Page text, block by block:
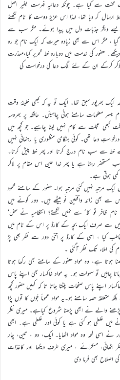
سے کیا ہے۔ چونکہ دعائیہ فہرست بغیر اصل
ارسال کر دیا تھا، لہذا اس عزیز دوست کا نام لکھنے
دیگر جذبات دل میں پیدا ہوئے۔ مگر سب سے
، مگر اس سے بھی زیادہ حیرت کہ ایک نام جو رہ
حضور کی خدمت میں دوبارہ خط تحریر کیا،معذرت
کرکے ان کے لئے الگ دعا کی درخواست کی
ایک بھرپور سبق تھا۔ ایک تو یہ کہ کبھی خلیفۂ وقت
معلومات سامنے ہونی چاہیئں۔ حافظہ پر بھروسہ
کبھی عجلت سے کام نہیں لینا چاہیے۔ جو کچھ میں
دعا تھی۔ کوئی ہنگامی منظوری یا رہنمائی نہیں
خط سے سب نام درج کرتا اور پھر خط پیش کرتا۔
سب مستحضر رہتا ہے یا پھر خدا عین اس مقام پر لاکر
کمی ہوتی ہے۔
مرتبہ نہیں کئی مرتبہ ہوا۔ حضور کے سامنے محمود
بھی زائد واقفین نَو بیٹھے ہیں۔ دور کونے میں
نام ظافر تو ’ظ‘ سے نہیں لکھتے؟ انتظامیہ نے ’ض‘
سے صرف ایک بچہ کے کارڈ پر اس کے نام میں
کیا ، اسی کے کارڈ پر اتنی دور سے نظر بھی پڑ
کی املاء تک نظر آگئی ۔
ہے، وہ مواد حضور کے سامنے بھی رکھا ہوتا
چاہیں تو سہولت ہو۔ یہ مواد خاکسار بھی اپنے پاس
اپنے پاس صفحات پلٹتا جاتا تا کہ کہیں حضور کچھ
متعلقہ حصہ سامنے ہو۔یہ مواد عموماً جُوں کا توں پڑا
والے نے ابھی پڑھنا شروع کیاہے۔ میری نظر
میں غلطی ہو گئی ہے یا کوئی اور غلطی ہے۔ ابھی
نے اسی لمحہ وہ مواد اٹھایا۔ ایک، دو ، تین، چار
اٹھائی، مسکرائے ، میری طرف دیکھا اور کاغذات
اصلاح بھی فرما دی